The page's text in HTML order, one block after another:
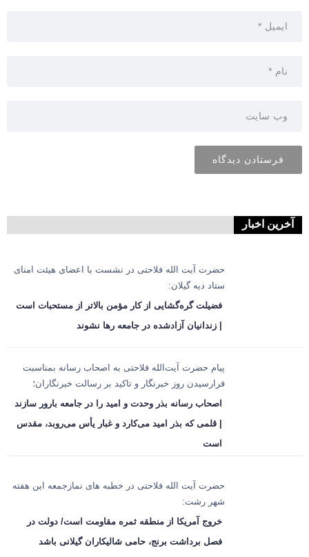
آخرین اخبار
حضرت آیت الله فلاحتی در نشست با اعضای هیئت امنای
ستاد دیه گیلان:
فضیلت گره‌گشایی از کار مؤمن بالاتر از مستحبات است
| زندانیان آزادشده در جامعه رها نشوند
پیام حضرت آیت‌الله فلاحتی به اصحاب رسانه بمناسبت
فرارسیدن روز خبرنگار و تاکید بر رسالت خبرنگاران؛
اصحاب رسانه بذر وحدت و امید را در جامعه بارور سازند
| قلمی که بذر امید می‌کارد و غبار یأس می‌روبد، مقدس
است
حضرت آیت الله فلاحتی در خطبه های نمازجمعه این هفته
شهر رشت:
خروج آمریکا از منطقه ثمره مقاومت است/ دولت در
فصل برداشت برنج، حامی شالیکاران گیلانی باشد